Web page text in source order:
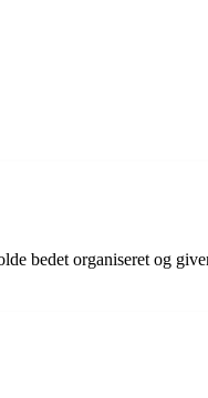
bedet organiseret og